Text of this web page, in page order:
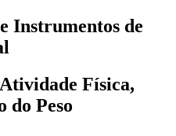
Instrumentos de
Física,
do Peso